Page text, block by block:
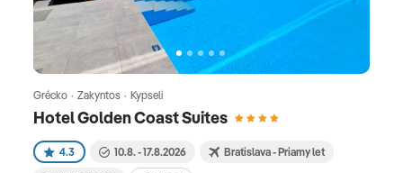
Hotel Golden Coast Suites
Grécko · Zakyntos · Kypseli
4.3 10.8. - 17.8.2026 Bratislava - Priamy let